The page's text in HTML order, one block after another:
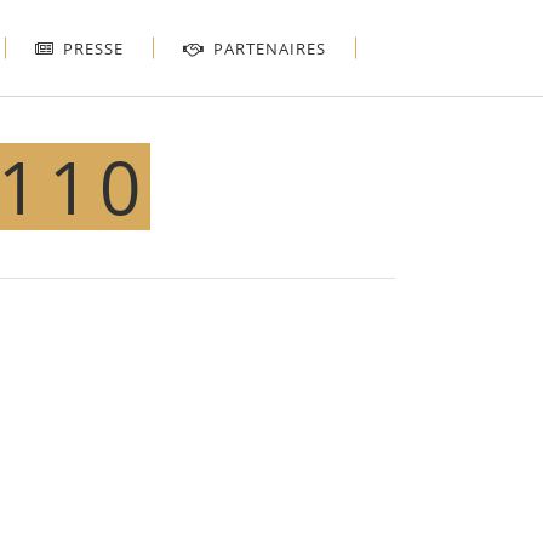
PRESSE PARTENAIRES